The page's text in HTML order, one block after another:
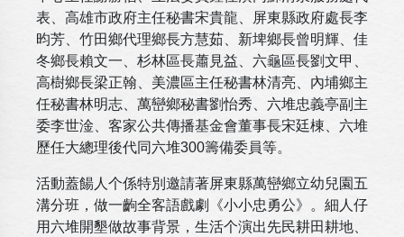
表、高雄市政府主任秘書宋貴龍、屏東縣政府處長李
昀芳、竹田鄉代理鄉長方慧茹、新埤鄉長曾明輝、佳
冬鄉長賴文一、杉林區長蕭見益、六龜區長劉文甲、
高樹鄉長梁正翰、美濃區主任秘書林清亮、內埔鄉主
任秘書林明志、萬巒鄉秘書劉怡秀、六堆忠義亭副主
委李世淦、客家公共傳播基金會董事長宋廷棟、六堆
歷任大總理後代同六堆300籌備委員等。
活動蓋餳人个係特別邀請著屏東縣萬巒鄉立幼兒園五
溝分班，做一齣全客語戲劇《小小忠勇公》。細人仔
用六堆開墾做故事背景，生活个演出先民耕田耕地、